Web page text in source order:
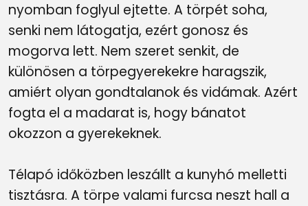
nyomban foglyul ejtette. A törpét soha,
senki nem látogatja, ezért gonosz és
mogorva lett. Nem szeret senkit, de
különösen a törpegyerekekre haragszik,
amiért olyan gondtalanok és vidámak. Azért
fogta el a madarat is, hogy bánatot
okozzon a gyerekeknek.
Télapó időközben leszállt a kunyhó melletti
tisztásra. A törpe valami furcsa neszt hall a